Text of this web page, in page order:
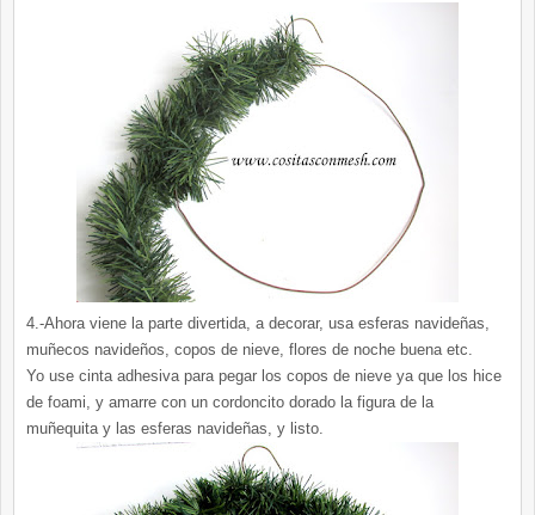
4.-Ahora viene la parte divertida, a decorar, usa esferas navideñas,
muñecos navideños, copos de nieve, flores de noche buena etc.
Yo use cinta adhesiva para pegar los copos de nieve ya que los hice
de foami, y amarre con un cordoncito dorado la figura de la
muñequita y las esferas navideñas, y listo.